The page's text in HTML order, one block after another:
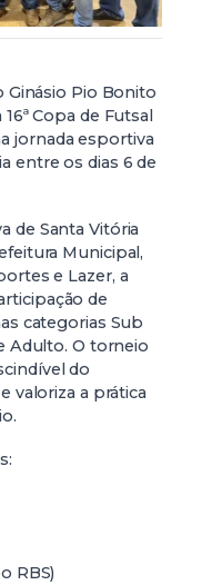
Ginásio Pio Bonito
Copa de Futsal
jornada esportiva
entre os dias 6 de
de Santa Vitória
Municipal,
e Lazer, a
de
categorias Sub
Adulto. O torneio
do
valoriza a prática
RBS)